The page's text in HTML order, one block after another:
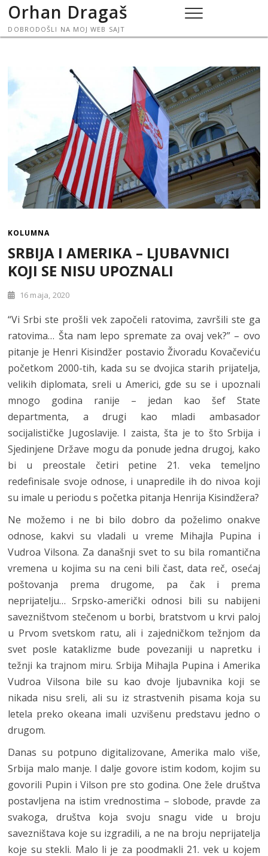
Skip
content
Orhan Dragaš
DOBRODOŠLI NA MOJ WEB SAJT
KOLUMNA
SRBIJA I AMERIKA – LJUBAVNICI
KOJI SE NISU UPOZNALI
16 maja, 2020
“Vi Srbi ste prošli vek započeli ratovima, završili ste ga
ratovima… Šta nam lepo spremate za ovaj vek?” – ovo
pitanje je Henri Kisindžer postavio Živoradu Kovačeviću
početkom 2000-tih, kada su se dvojica starih prijatelja,
velikih diplomata, sreli u Americi, gde su se i upoznali
mnogo godina ranije – jedan kao šef State
departmenta, a drugi kao mladi ambasador
socijalističke Jugoslavije. I zaista, šta je to što Srbija i
Sjedinjene Države mogu da ponude jedna drugoj, kako
bi u preostale četiri petine 21. veka temeljno
redefinisale svoje odnose, i unapredile ih do nivoa koji
su imale u periodu s početka pitanja Henrija Kisindžera?
Ne možemo i ne bi bilo dobro da poželimo onakve
odnose, kakvi su vladali u vreme Mihajla Pupina i
Vudroa Vilsona. Za današnji svet to su bila romantična
vremena u kojima su na ceni bili čast, data reč, osećaj
poštovanja prema drugome, pa čak i prema
neprijatelju… Srpsko-američki odnosi bili su nabijeni
savezništvom stečenom u borbi, bratstvom u krvi paloj
u Prvom svetskom ratu, ali i zajedničkom težnjom da
svet posle kataklizme bude povezaniji u napretku i
težnji ka trajnom miru. Srbija Mihajla Pupina i Amerika
Vudroa Vilsona bile su kao dvoje ljubavnika koji se
nikada nisu sreli, ali su iz strastvenih pisama koja su
letela preko okeana imali uzvišenu predstavu jedno o
drugom.
Danas su potpuno digitalizovane, Amerika malo više,
Srbija malo manje. I dalje govore istim kodom, kojim su
govorili Pupin i Vilson pre sto godina. One žele društva
postavljena na istim vrednostima – slobode, pravde za
svakoga, društva koja svoju snagu vide u broju
savezništava koje su izgradili, a ne na broju neprijatelja
koje su stekli. Malo li je za poodmakli 21. vek u kojem